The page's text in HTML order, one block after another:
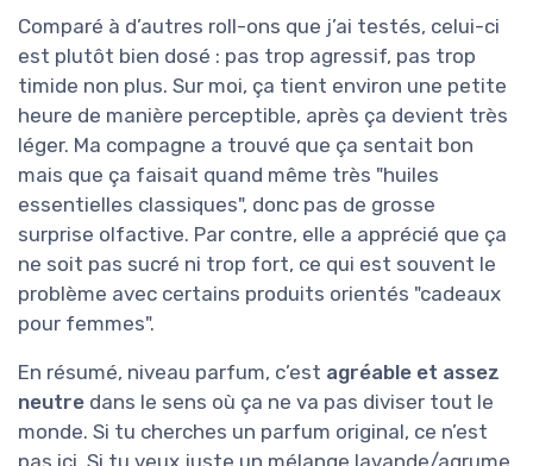
Comparé à d’autres roll-ons que j’ai testés, celui-ci
est plutôt bien dosé : pas trop agressif, pas trop
timide non plus. Sur moi, ça tient environ une petite
heure de manière perceptible, après ça devient très
léger. Ma compagne a trouvé que ça sentait bon
mais que ça faisait quand même très "huiles
essentielles classiques", donc pas de grosse
surprise olfactive. Par contre, elle a apprécié que ça
ne soit pas sucré ni trop fort, ce qui est souvent le
problème avec certains produits orientés "cadeaux
pour femmes".
En résumé, niveau parfum, c’est agréable et assez
neutre dans le sens où ça ne va pas diviser tout le
monde. Si tu cherches un parfum original, ce n’est